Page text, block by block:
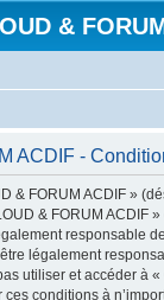
&
ACDIF -
& FORUM ACDIF »
& FORUM ACDIF
responsable
légalement
utiliser et accéder à «
conditions à